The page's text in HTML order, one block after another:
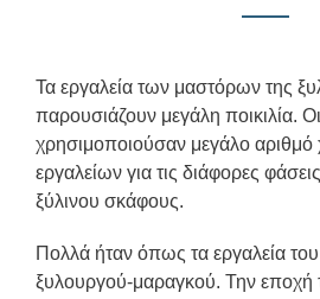
Τα εργαλεία των μαστόρων της
παρουσιάζουν μεγάλη ποικιλία.
χρησιμοποιούσαν μεγάλο αριθμό
εργαλείων για τις διάφορες
ξύλινου σκάφους.
Πολλά ήταν όπως τα εργαλεία του
ξυλουργού-μαραγκού. Την εποχή